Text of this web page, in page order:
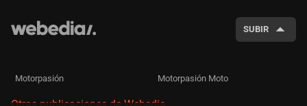
SUBIR
Motorpasión Motorpasión Moto